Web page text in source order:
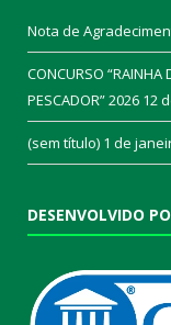
Nota de
CONCURSO “RAINHA
PESCADOR” 2026 12
(sem título) 1 de
DESENVOLVIDO